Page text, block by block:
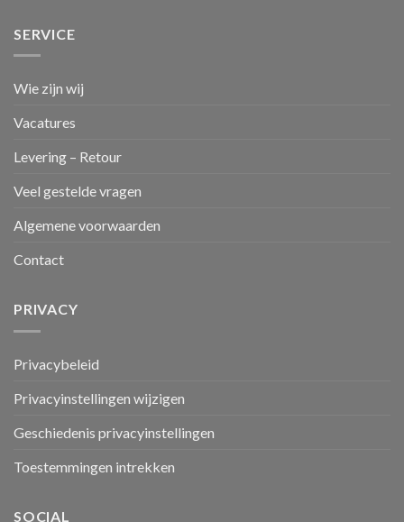
SERVICE
Wie zijn wij
Vacatures
Levering – Retour
Veel gestelde vragen
Algemene voorwaarden
Contact
PRIVACY
Privacybeleid
Privacyinstellingen wijzigen
Geschiedenis privacyinstellingen
Toestemmingen intrekken
SOCIAL